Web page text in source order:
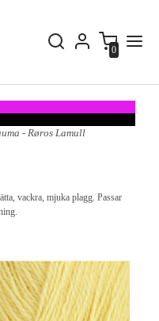
0
- Røros Lamull
vackra, mjuka plagg. Passar